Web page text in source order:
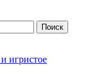
Поиск
игристое